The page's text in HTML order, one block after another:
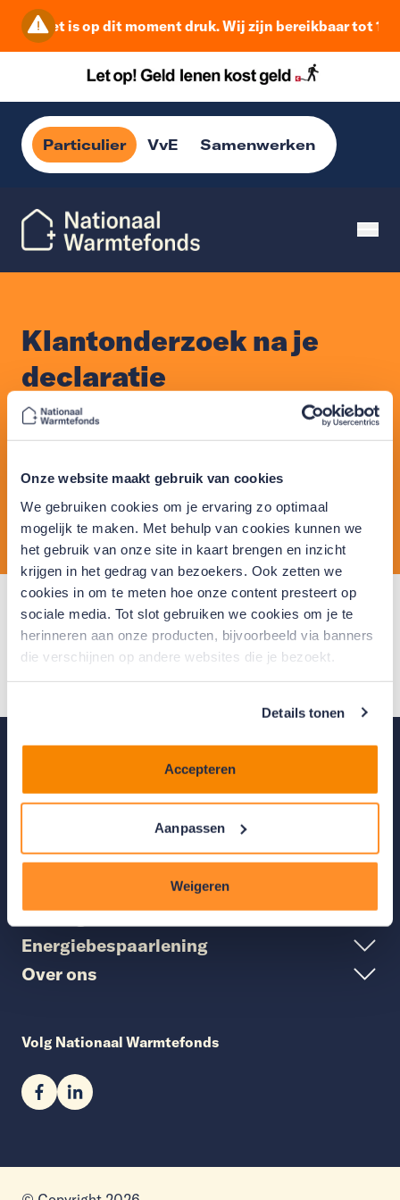
Onze website maakt gebruik van cookies
We gebruiken cookies om je ervaring zo optimaal
mogelijk te maken. Met behulp van cookies kunnen we
het gebruik van onze site in kaart brengen en inzicht
krijgen in het gedrag van bezoekers. Ook zetten we
cookies in om te meten hoe onze content presteert op
sociale media. Tot slot gebruiken we cookies om je te
herinneren aan onze producten, bijvoorbeeld via banners
die verschijnen op andere websites die je bezoekt.
Details tonen
Accepteren
Aanpassen
Weigeren
Het is op dit moment druk. Wij zijn bereikbaar tot
Particulier VvE Samenwerken
Klantonderzoek na je
declaratie
Fijn dat je met ons wil delen hoe je ervaring met het
het scherm verschijnt een popup met de vraag in
vrienden of bekenden.
Zie je geen popup verschijnen? Dan heb je wellicht
cookies niet geaccepteerd op deze website. Open
deze pagina opnieuw in een incognitovenster en
accepteer eerst de cookies via de melding die dan
Terug naar
Zelf regelen
Energiebespaarlening
Over ons
Volg Nationaal Warmtefonds